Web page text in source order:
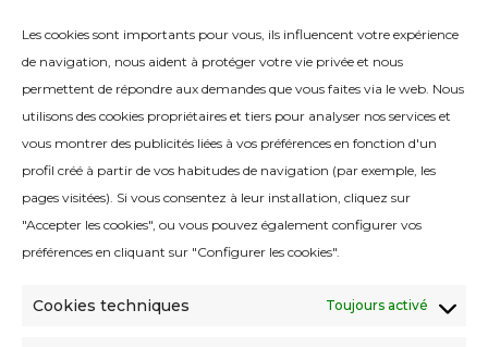
Les cookies sont importants pour vous, ils influencent votre expérience
de navigation, nous aident à protéger votre vie privée et nous
permettent de répondre aux demandes que vous faites via le web. Nous
utilisons des cookies propriétaires et tiers pour analyser nos services et
vous montrer des publicités liées à vos préférences en fonction d'un
profil créé à partir de vos habitudes de navigation (par exemple, les
pages visitées). Si vous consentez à leur installation, cliquez sur
"Accepter les cookies", ou vous pouvez également configurer vos
préférences en cliquant sur "Configurer les cookies".
Cookies techniques Toujours activé
Blog
RAYPAcloud
RAYPAnet
TERRA Food-Tech
Mediapreparators.com